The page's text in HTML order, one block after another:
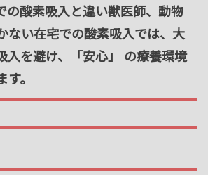
の酸素吸入と違い獣医師、動物
ない在宅での酸素吸入では、大
入を避け、「安心」 の療養環境
。